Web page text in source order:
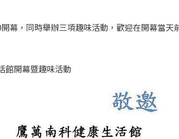
幕，同時舉辦三項趣味活動，歡迎在開幕當天
館開幕暨趣味活動